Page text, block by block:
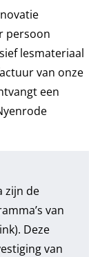
persoon
lesmateriaal
van onze
een
zijn de
van
Deze
van